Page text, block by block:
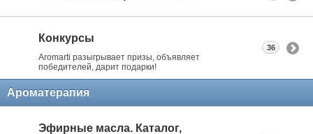
Конкурсы
Aromarti разыгрывает призы, объявляет
победителей, дарит подарки!
36
Ароматерапия
Эфирные масла. Каталог,